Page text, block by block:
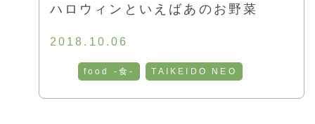
ハロウィンといえばあのお野菜
2018.10.06
food -食- TAIKEIDO NEO